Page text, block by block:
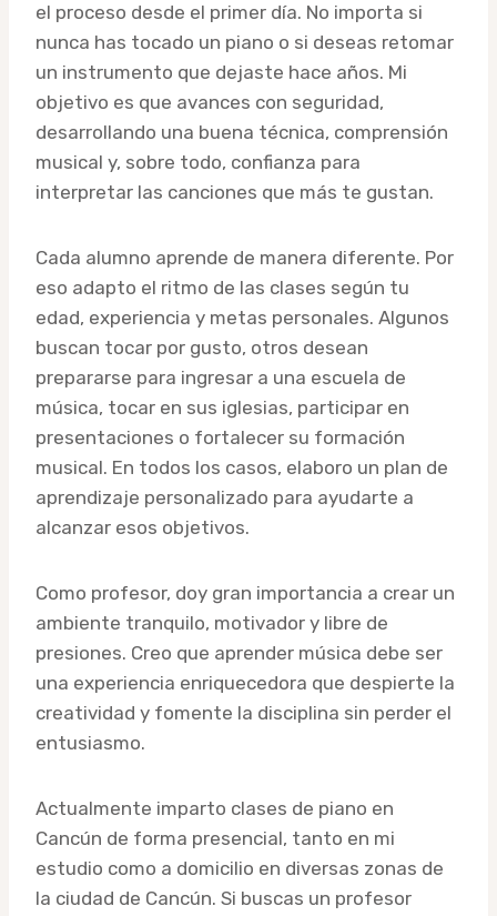
el proceso desde el primer día. No importa si
nunca has tocado un piano o si deseas retomar
un instrumento que dejaste hace años. Mi
objetivo es que avances con seguridad,
desarrollando una buena técnica, comprensión
musical y, sobre todo, confianza para
interpretar las canciones que más te gustan.
Cada alumno aprende de manera diferente. Por
eso adapto el ritmo de las clases según tu
edad, experiencia y metas personales. Algunos
buscan tocar por gusto, otros desean
prepararse para ingresar a una escuela de
música, tocar en sus iglesias, participar en
presentaciones o fortalecer su formación
musical. En todos los casos, elaboro un plan de
aprendizaje personalizado para ayudarte a
alcanzar esos objetivos.
Como profesor, doy gran importancia a crear un
ambiente tranquilo, motivador y libre de
presiones. Creo que aprender música debe ser
una experiencia enriquecedora que despierte la
creatividad y fomente la disciplina sin perder el
entusiasmo.
Actualmente imparto clases de piano en
Cancún de forma presencial, tanto en mi
estudio como a domicilio en diversas zonas de
la ciudad de Cancún. Si buscas un profesor